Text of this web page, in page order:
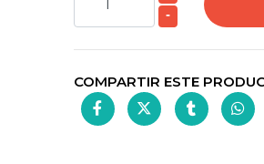
-
COMPARTIR ESTE